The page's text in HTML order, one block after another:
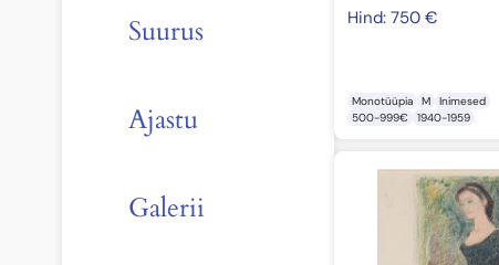
Suurus
Ajastu
Galerii
Hind:750€
Monotüüpia M
Inimesed
500-999€
1940-1959